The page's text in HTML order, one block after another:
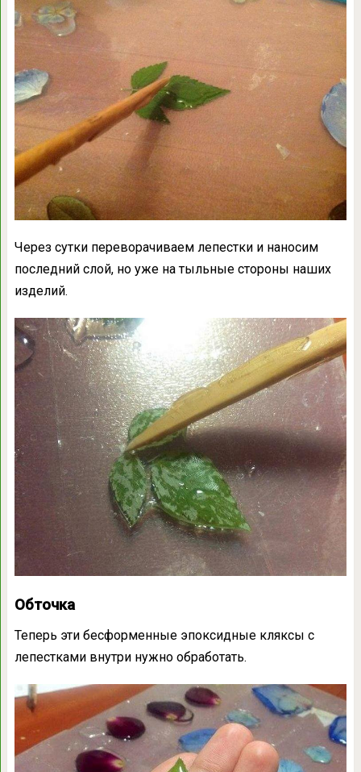
Через сутки переворачиваем лепестки и наносим
последний слой, но уже на тыльные стороны наших
изделий.
Обточка
Теперь эти бесформенные эпоксидные кляксы с
лепестками внутри нужно обработать.